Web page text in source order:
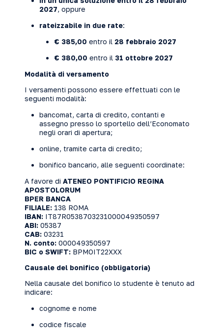
2027, oppure
rateizzabile in due rate:
€ 385,00 entro il 28 febbraio 2027
€ 380,00 entro il 31 ottobre 2027
Modalità di versamento
I versamenti possono essere effettuati con le
seguenti modalità:
bancomat, carta di credito, contanti e
assegno presso lo sportello dell’Economato
negli orari di apertura;
online, tramite carta di credito;
bonifico bancario, alle seguenti coordinate:
A favore di ATENEO PONTIFICIO REGINA
APOSTOLORUM
BPER BANCA
FILIALE: 138 ROMA
IBAN: IT87R0538703231000049350597
ABI: 05387
CAB: 03231
N. conto: 000049350597
BIC o SWIFT: BPMOIT22XXX
Causale del bonifico (obbligatoria)
Nella causale del bonifico lo studente è tenuto ad
indicare:
cognome e nome
codice fiscale